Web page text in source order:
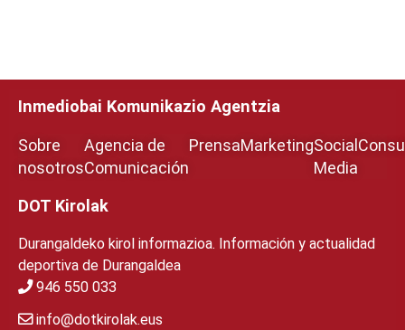
Inmediobai Komunikazio Agentzia
Sobre
nosotros
Agencia de
Comunicación
PrensaMarketingSocial
Media
DOT Kirolak
Durangaldeko kirol informazioa. Información y actualidad
deportiva de Durangaldea
946 550 033
info@dotkirolak.eus